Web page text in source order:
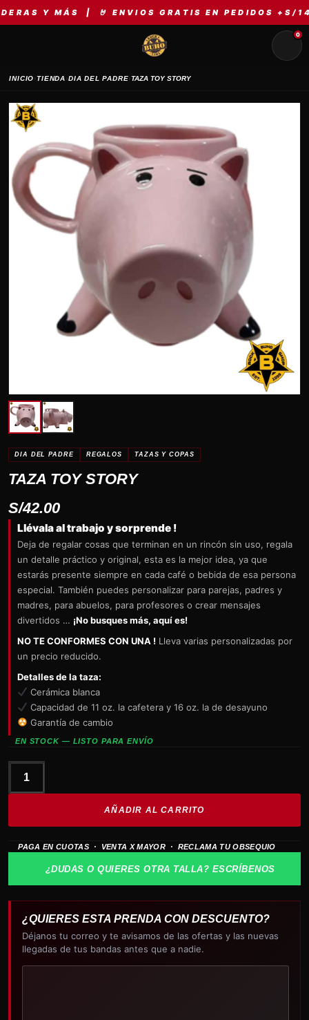
Y MÁS | 🤘 ENVIOS GRATIS EN PEDIDOS +S/149 |
0
INICIO›TIENDA›DIA DEL PADRE›TAZA TOY STORY
DIA DEL PADRE REGALOS TAZAS Y COPAS
TAZA TOY STORY
S/42.00
Llévala al trabajo y sorprende !
Deja de regalar cosas que terminan en un rincón sin uso, regala
un detalle práctico y original, esta es la mejor idea, ya que
estarás presente siempre en cada café o bebida de esa persona
especial. También puedes personalizar para parejas, padres y
madres, para abuelos, para profesores o crear mensajes
divertidos … ¡No busques más, aquí es!
NO TE CONFORMES CON UNA ! Lleva varias personalizadas por
un precio reducido.
Detalles de la taza:
Cerámica blanca
Capacidad de 11 oz. la cafetera y 16 oz. la de desayuno
Garantía de cambio
EN STOCK — LISTO PARA ENVÍO
Taza
AÑADIR AL CARRITO
PAGA EN CUOTAS · VENTA X MAYOR · RECLAMA TU OBSEQUIO
¿DUDAS O QUIERES OTRA TALLA? ESCRÍBENOS
¿QUIERES ESTA PRENDA CON DESCUENTO?
Déjanos tu correo y te avisamos de las ofertas y las nuevas
llegadas de tus bandas antes que a nadie.